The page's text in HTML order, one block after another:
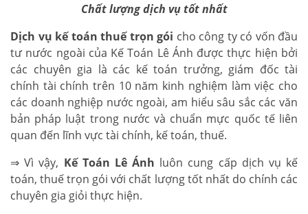
Chất lượng dịch vụ tốt nhất
Dịch vụ kế toán thuế trọn gói cho công ty có vốn đầu
tư nước ngoài của Kế Toán Lê Ánh được thực hiện bởi
các chuyên gia là các kế toán trưởng, giám đốc tài
chính tài chính trên 10 năm kinh nghiệm làm việc cho
các doanh nghiệp nước ngoài, am hiểu sâu sắc các văn
bản pháp luật trong nước và chuẩn mực quốc tế liên
quan đến lĩnh vực tài chính, kế toán, thuế.
⇒ Vì vậy, Kế Toán Lê Ánh luôn cung cấp dịch vụ kế
toán, thuế trọn gói với chất lượng tốt nhất do chính các
chuyên gia giỏi thực hiện.